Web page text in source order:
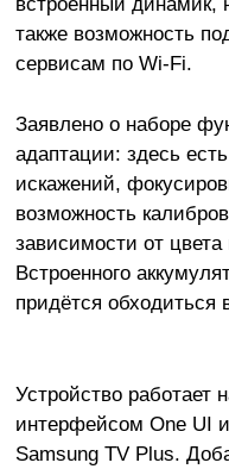
также возможность
сервисам по Wi-Fi.
Заявлено о наборе
адаптации: здесь
искажений,
возможность
зависимости от цвета
Встроенного
придётся
Устройство работает
интерфейсом One UI
Samsung TV Plus.